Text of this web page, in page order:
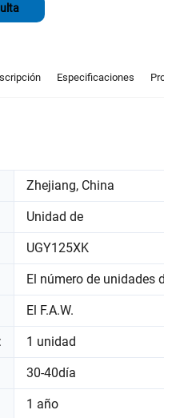
Especificaciones
Zhejiang, China
Unidad de
UGY125XK
El número de unidades
El F.A.W.
1 unidad
30-40día
1 año